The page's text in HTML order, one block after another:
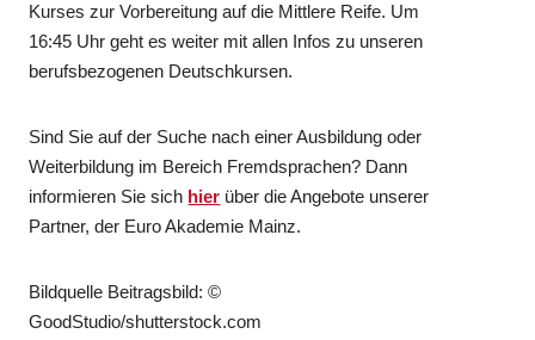
Kurses zur Vorbereitung auf die Mittlere Reife. Um
16:45 Uhr geht es weiter mit allen Infos zu unseren
berufsbezogenen Deutschkursen.
Sind Sie auf der Suche nach einer Ausbildung oder
Weiterbildung im Bereich Fremdsprachen? Dann
informieren Sie sich hier über die Angebote unserer
Partner, der Euro Akademie Mainz.
Bildquelle Beitragsbild: ©
GoodStudio/shutterstock.com